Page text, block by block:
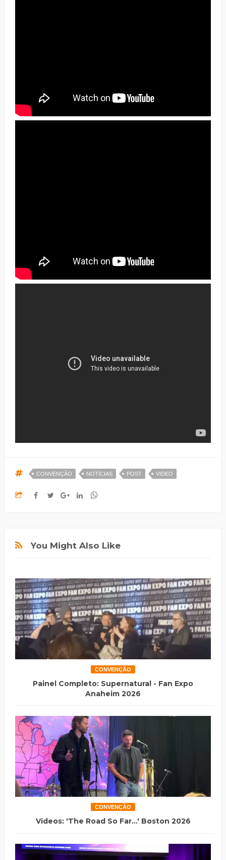
CONVENÇÃO NOTÍCIAS POST VIDEO
You Might Also Like
CONVENÇÃO
Painel Completo: Supernatural - Fan Expo
Anaheim 2026
CONVENÇÃO
Vídeos: 'The Road So Far...' Boston 2026